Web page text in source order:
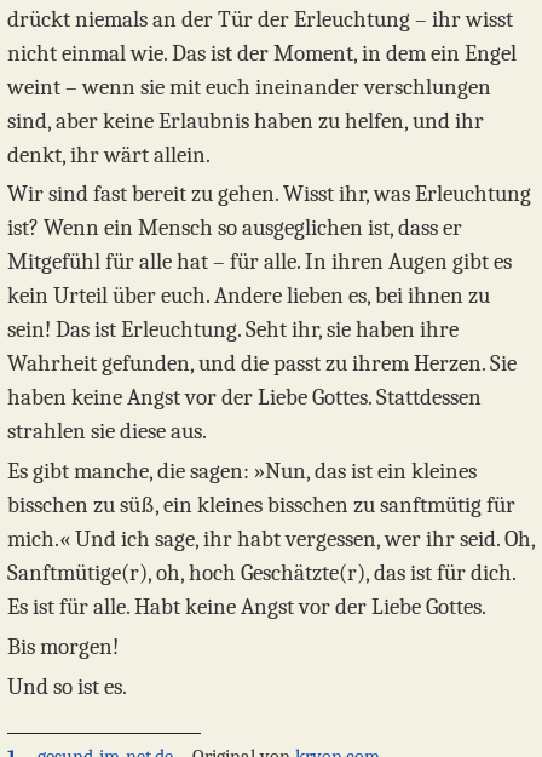
drückt niemals an der Tür der Erleuchtung – ihr wisst
nicht einmal wie. Das ist der Moment, in dem ein Engel
weint – wenn sie mit euch ineinander verschlungen
sind, aber keine Erlaubnis haben zu helfen, und ihr
denkt, ihr wärt allein.
Wir sind fast bereit zu gehen. Wisst ihr, was Erleuchtung
ist? Wenn ein Mensch so ausgeglichen ist, dass er
Mitgefühl für alle hat – für alle. In ihren Augen gibt es
kein Urteil über euch. Andere lieben es, bei ihnen zu
sein! Das ist Erleuchtung. Seht ihr, sie haben ihre
Wahrheit gefunden, und die passt zu ihrem Herzen. Sie
haben keine Angst vor der Liebe Gottes. Stattdessen
strahlen sie diese aus.
Es gibt manche, die sagen: »Nun, das ist ein kleines
bisschen zu süß, ein kleines bisschen zu sanftmütig für
mich.« Und ich sage, ihr habt vergessen, wer ihr seid. Oh,
Sanftmütige(r), oh, hoch Geschätzte(r), das ist für dich.
Es ist für alle. Habt keine Angst vor der Liebe Gottes.
Bis morgen!
Und so ist es.